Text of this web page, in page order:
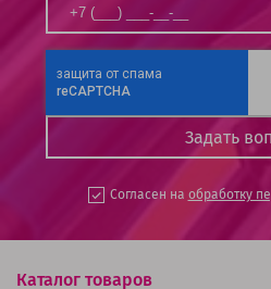
Согласен на обработку
Каталог товаров